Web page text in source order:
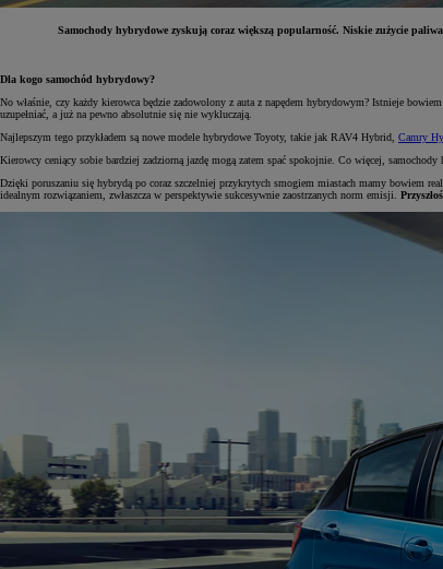
Samochody hybrydowe zyskują coraz większą popularność. Niskie zużycie
Dla kogo samochód hybrydowy?
No właśnie, czy każdy kierowca będzie zadowolony z auta z napędem hybrydowym? Istnieje
uzupełniać, a już na pewno absolutnie się nie wykluczają.
Najlepszym tego przykładem są nowe modele hybrydowe Toyoty, takie jak RAV4 Hybrid, Camry
Kierowcy ceniący sobie bardziej zadziorną jazdę mogą zatem spać spokojnie. Co więcej,
Dzięki poruszaniu się hybrydą po coraz szczelniej przykrytych smogiem miastach mamy bowiem
idealnym rozwiązaniem, zwłaszcza w perspektywie sukcesywnie zaostrzanych norm emisji.